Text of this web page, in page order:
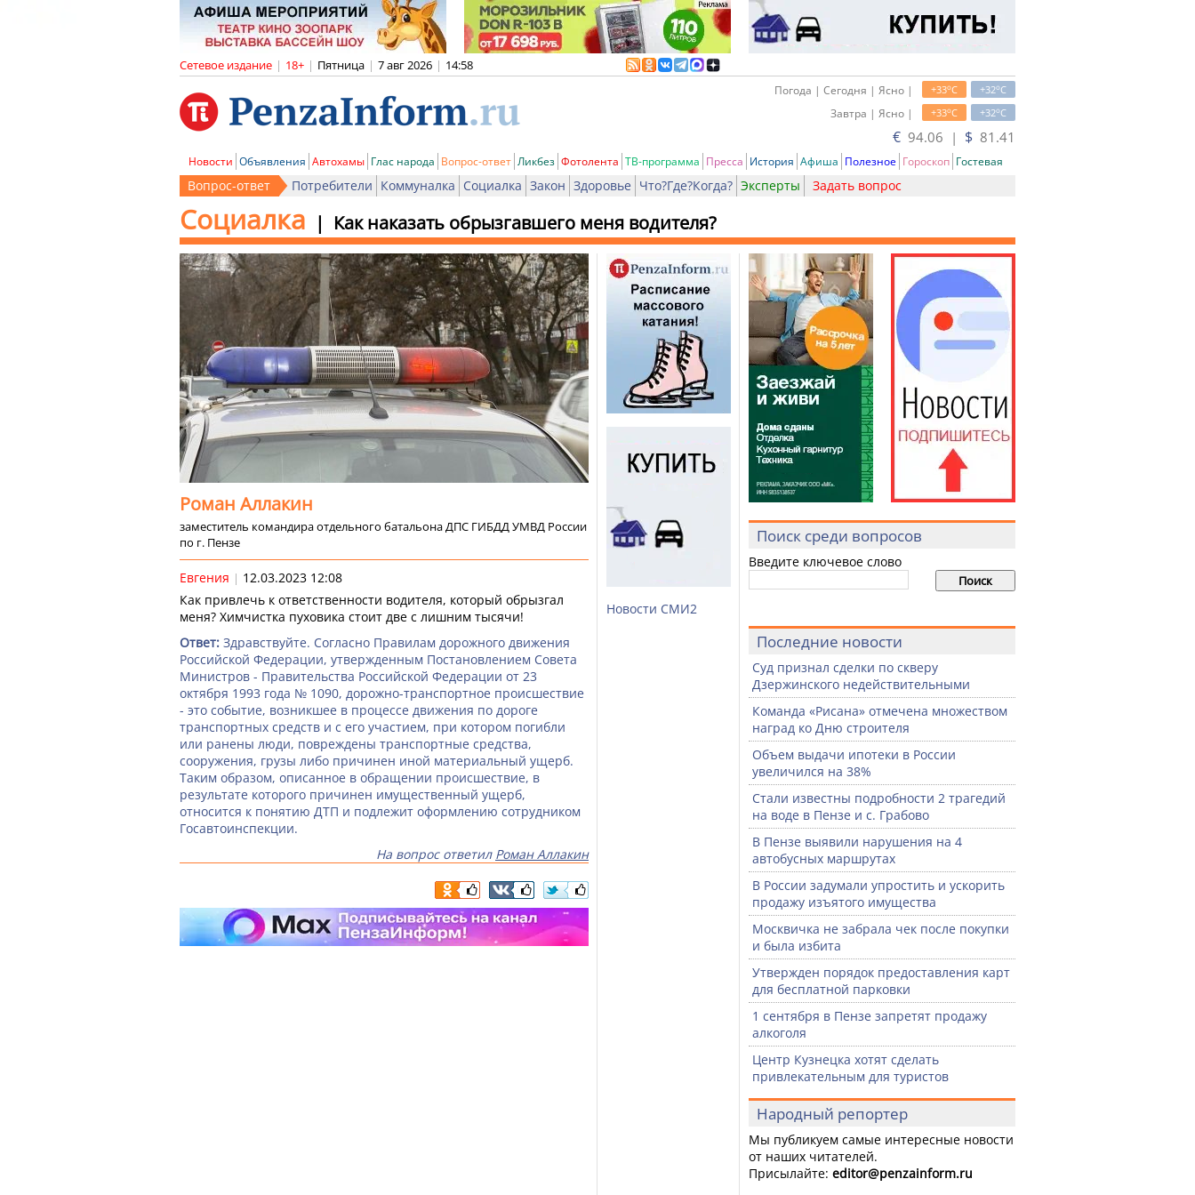
Сетевое издание | 18+ | Пятница | 7 авг 2026 | 14:58
+32oC
+33oC
Погода | Сегодня | Ясно |
+32oC
+33oC
Завтра | Ясно |
€ 94.06 | $ 81.41
Новости Объявления Автохамы Глас народа Вопрос-ответ Ликбез Фотолента ТВ-программа Пресса История Афиша Полезное Гороскоп Гостевая
Вопрос-ответ Потребители Коммуналка Социалка Закон Здоровье Что?Где?Когда? Эксперты Задать вопрос
Социалка Как наказать обрызгавшего меня водителя?
Роман Аллакин
заместитель командира отдельного батальона ДПС ГИБДД УМВД России
по г. Пензе
Евгения | 12.03.2023 12:08
Как привлечь к ответственности водителя, который обрызгал
меня? Химчистка пуховика стоит две с лишним тысячи!
Здравствуйте. Согласно Правилам дорожного движения
Российской Федерации, утвержденным Постановлением Совета
Министров - Правительства Российской Федерации от 23
октября 1993 года № 1090, дорожно-транспортное происшествие
- это событие, возникшее в процессе движения по дороге
транспортных средств и с его участием, при котором погибли
или ранены люди, повреждены транспортные средства,
сооружения, грузы либо причинен иной материальный ущерб.
Таким образом, описанное в обращении происшествие, в
результате которого причинен имущественный ущерб,
относится к понятию ДТП и подлежит оформлению сотрудником
Госавтоинспекции.
На вопрос ответил Роман Аллакин
Новости СМИ2
Поиск среди вопросов
Введите ключевое слово
Последние новости
Суд признал сделки по скверу
Дзержинского недействительными
Команда «Рисана» отмечена множеством
наград ко Дню строителя
Объем выдачи ипотеки в России
увеличился на 38%
Стали известны подробности 2 трагедий
на воде в Пензе и с. Грабово
В Пензе выявили нарушения на 4
автобусных маршрутах
В России задумали упростить и ускорить
продажу изъятого имущества
Москвичка не забрала чек после покупки
и была избита
Утвержден порядок предоставления карт
для бесплатной парковки
1 сентября в Пензе запретят продажу
алкоголя
Центр Кузнецка хотят сделать
привлекательным для туристов
Народный репортер
Мы публикуем самые интересные новости
от наших читателей.
Присылайте: editor@penzainform.ru